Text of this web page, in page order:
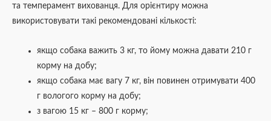
та темперамент вихованця. Для орієнтиру можна
використовувати такі рекомендовані кількості:
якщо собака важить 3 кг, то йому можна давати 210 г
корму на добу;
якщо собака має вагу 7 кг, він повинен отримувати 400
г вологого корму на добу;
з вагою 15 кг – 800 г корму;